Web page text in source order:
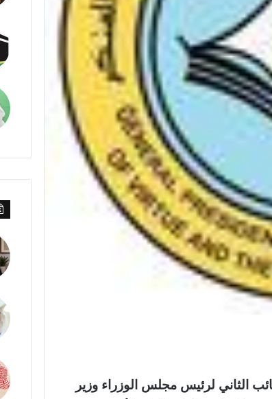
الثاني لرئيس مجلس الوزراء وزير